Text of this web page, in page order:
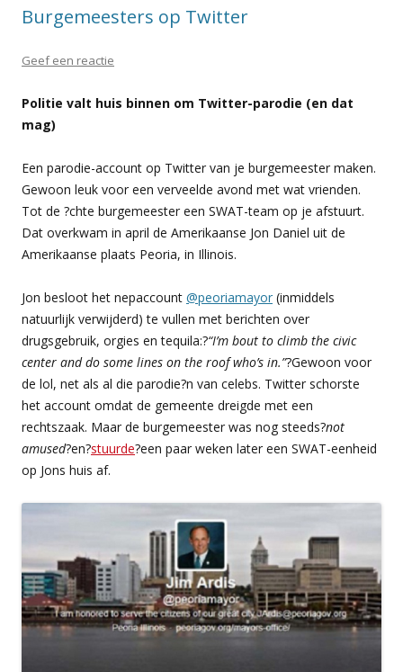
Burgemeesters op Twitter
Geef een reactie
Politie valt huis binnen om Twitter-parodie (en dat
mag)
Een parodie-account op Twitter van je burgemeester maken.
Gewoon leuk voor een verveelde avond met wat vrienden.
Tot de ?chte burgemeester een SWAT-team op je afstuurt.
Dat overkwam in april de Amerikaanse Jon Daniel uit de
Amerikaanse plaats Peoria, in Illinois.
Jon besloot het nepaccount @peoriamayor (inmiddels
natuurlijk verwijderd) te vullen met berichten over
drugsgebruik, orgies en tequila:?“I’m bout to climb the civic
center and do some lines on the roof who’s in.”?Gewoon voor
de lol, net als al die parodie?n van celebs. Twitter schorste
het account omdat de gemeente dreigde met een
rechtszaak. Maar de burgemeester was nog steeds?not
amused?en?stuurde?een paar weken later een SWAT-eenheid
op Jons huis af.